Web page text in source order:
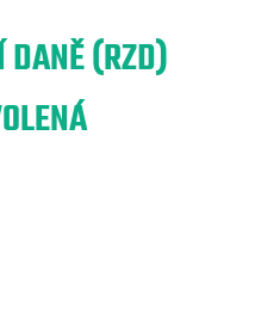
DANĚ (RZD)